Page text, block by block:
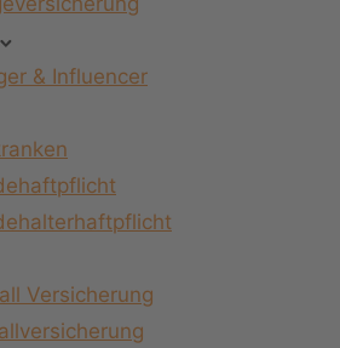
& Influencer
Versicherung